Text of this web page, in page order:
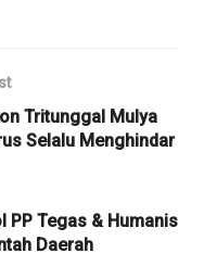
Tritunggal Mulya
Selalu Menghindar
PP Tegas & Humanis
Daerah